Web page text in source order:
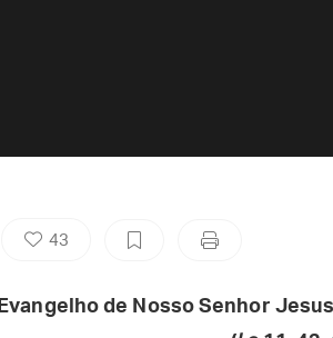
43
Evangelho de Nosso Senhor